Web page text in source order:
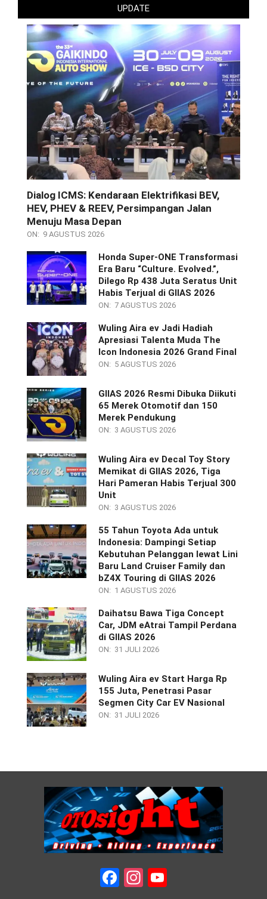
UPDATE
Dialog ICMS: Kendaraan Elektrifikasi BEV,
HEV, PHEV & REEV, Persimpangan Jalan
Menuju Masa Depan
ON: 9 AGUSTUS 2026
Honda Super-ONE Transformasi
Era Baru “Culture. Evolved.”,
Dilego Rp 438 Juta Seratus Unit
Habis Terjual di GIIAS 2026
ON: 7 AGUSTUS 2026
Wuling Aira ev Jadi Hadiah
Apresiasi Talenta Muda The
Icon Indonesia 2026 Grand Final
ON: 5 AGUSTUS 2026
GIIAS 2026 Resmi Dibuka Diikuti
65 Merek Otomotif dan 150
Merek Pendukung
ON: 3 AGUSTUS 2026
Wuling Aira ev Decal Toy Story
Memikat di GIIAS 2026, Tiga
Hari Pameran Habis Terjual 300
Unit
ON: 3 AGUSTUS 2026
55 Tahun Toyota Ada untuk
Indonesia: Dampingi Setiap
Kebutuhan Pelanggan lewat Lini
Baru Land Cruiser Family dan
bZ4X Touring di GIIAS 2026
ON: 1 AGUSTUS 2026
Daihatsu Bawa Tiga Concept
Car, JDM eAtrai Tampil Perdana
di GIIAS 2026
ON: 31 JULI 2026
Wuling Aira ev Start Harga Rp
155 Juta, Penetrasi Pasar
Segmen City Car EV Nasional
ON: 31 JULI 2026
Facebook
Instagram